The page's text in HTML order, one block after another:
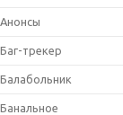
Анонсы
Баг-трекер
Балабольник
Банальное